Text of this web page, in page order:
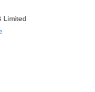
Limited